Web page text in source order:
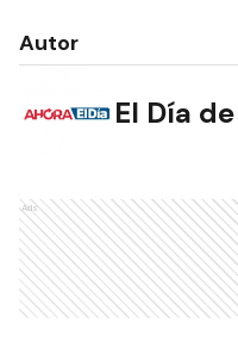
Autor
El Día
Ads